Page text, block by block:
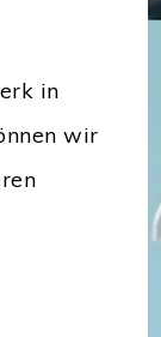
in
wir